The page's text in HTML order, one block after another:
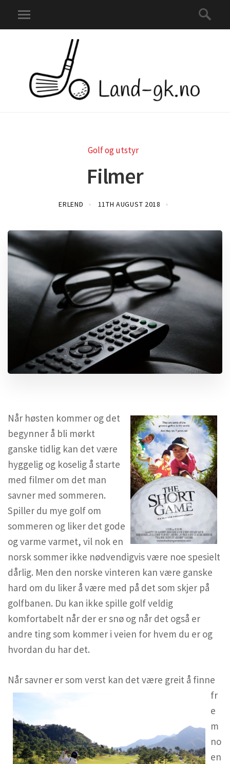
Golf og utstyr
Filmer
ERLEND 11TH AUGUST 2018
Når høsten kommer og det
begynner å bli mørkt
ganske tidlig kan det være
hyggelig og koselig å starte
med filmer om det man
savner med sommeren.
Spiller du mye golf om
sommeren og liker det gode
og varme varmet, vil nok en
norsk sommer ikke nødvendigvis være noe spesielt
dårlig. Men den norske vinteren kan være ganske
hard om du liker å være med på det som skjer på
golfbanen. Du kan ikke spille golf veldig
komfortabelt når der er snø og når det også er
andre ting som kommer i veien for hvem du er og
hvordan du har det.
Når savner er som verst kan det være greit å finne
fr
e
m
no
en